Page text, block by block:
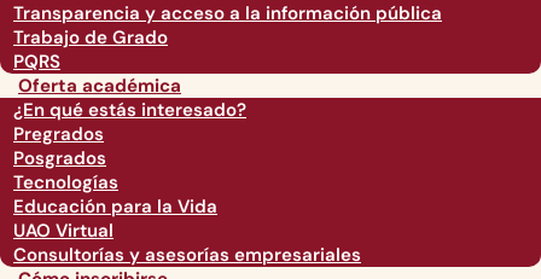
Transparencia y acceso a la información pública
Trabajo de Grado
PQRS
Oferta académica
¿En qué estás interesado?
Pregrados
Posgrados
Tecnologías
Educación para la Vida
UAO Virtual
Consultorías y asesorías empresariales